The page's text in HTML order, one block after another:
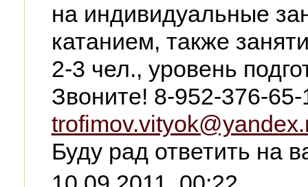
на индивидуальные
катанием, также
2-3 чел., уровень
Звоните! 8-952-376-
Буду рад ответить на